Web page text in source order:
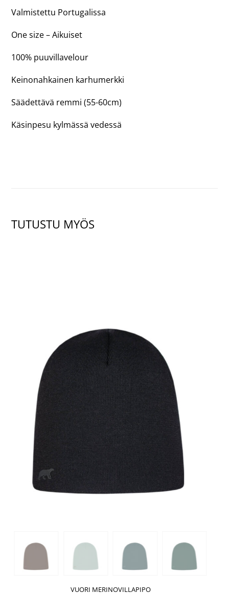
Valmistettu Portugalissa
One size – Aikuiset
100% puuvillavelour
Keinonahkainen karhumerkki
Säädettävä remmi (55-60cm)
Käsinpesu kylmässä vedessä
TUTUSTU MYÖS
VUORI MERINOVILLAPIPO